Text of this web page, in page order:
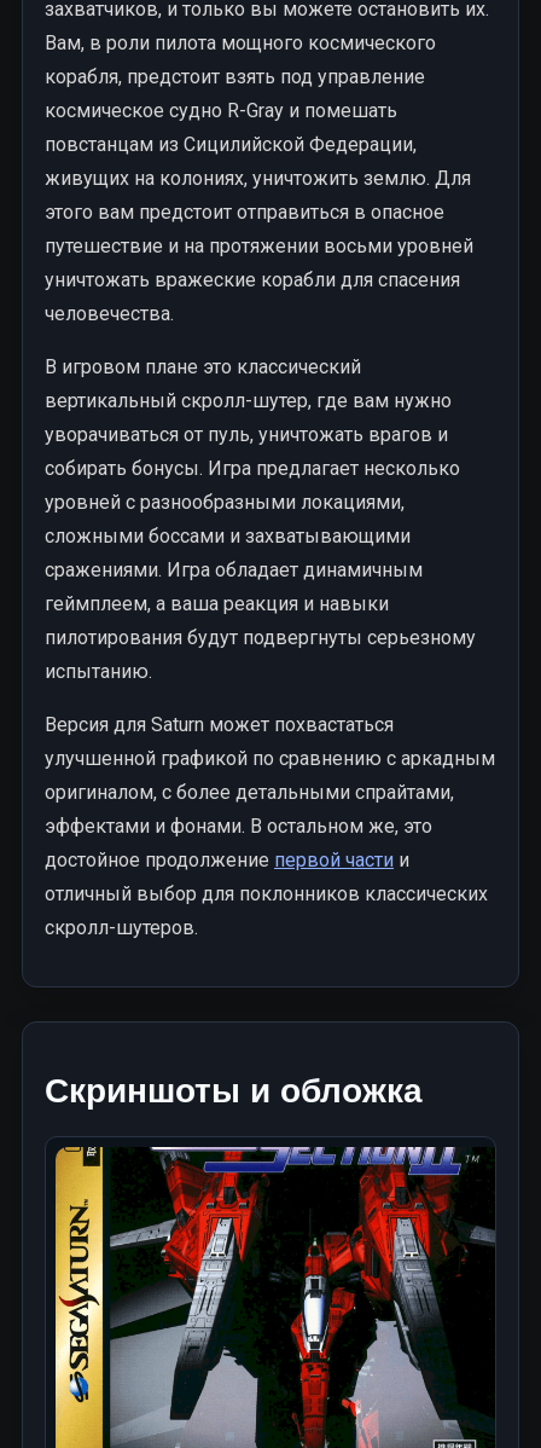
захватчиков, и только вы можете остановить их.
Вам, в роли пилота мощного космического
корабля, предстоит взять под управление
космическое судно R-Gray и помешать
повстанцам из Сицилийской Федерации,
живущих на колониях, уничтожить землю. Для
этого вам предстоит отправиться в опасное
путешествие и на протяжении восьми уровней
уничтожать вражеские корабли для спасения
человечества.
В игровом плане это классический
вертикальный скролл-шутер, где вам нужно
уворачиваться от пуль, уничтожать врагов и
собирать бонусы. Игра предлагает несколько
уровней с разнообразными локациями,
сложными боссами и захватывающими
сражениями. Игра обладает динамичным
геймплеем, а ваша реакция и навыки
пилотирования будут подвергнуты серьезному
испытанию.
Версия для Saturn может похвастаться
улучшенной графикой по сравнению с аркадным
оригиналом, с более детальными спрайтами,
эффектами и фонами. В остальном же, это
достойное продолжение первой части и
отличный выбор для поклонников классических
скролл-шутеров.
Скриншоты и обложка